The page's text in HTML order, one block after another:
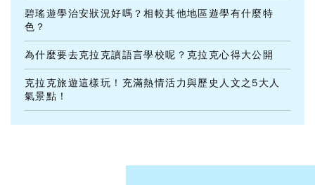
碧瑤遊學治安狀況好嗎？相較其他地區遊學有什麼特
色？
為什麼要去克拉克讀語言學校呢？克拉克心得大公開
克拉克旅遊這樣玩！充滿熱情活力與歷史人文之5大人
氣景點！